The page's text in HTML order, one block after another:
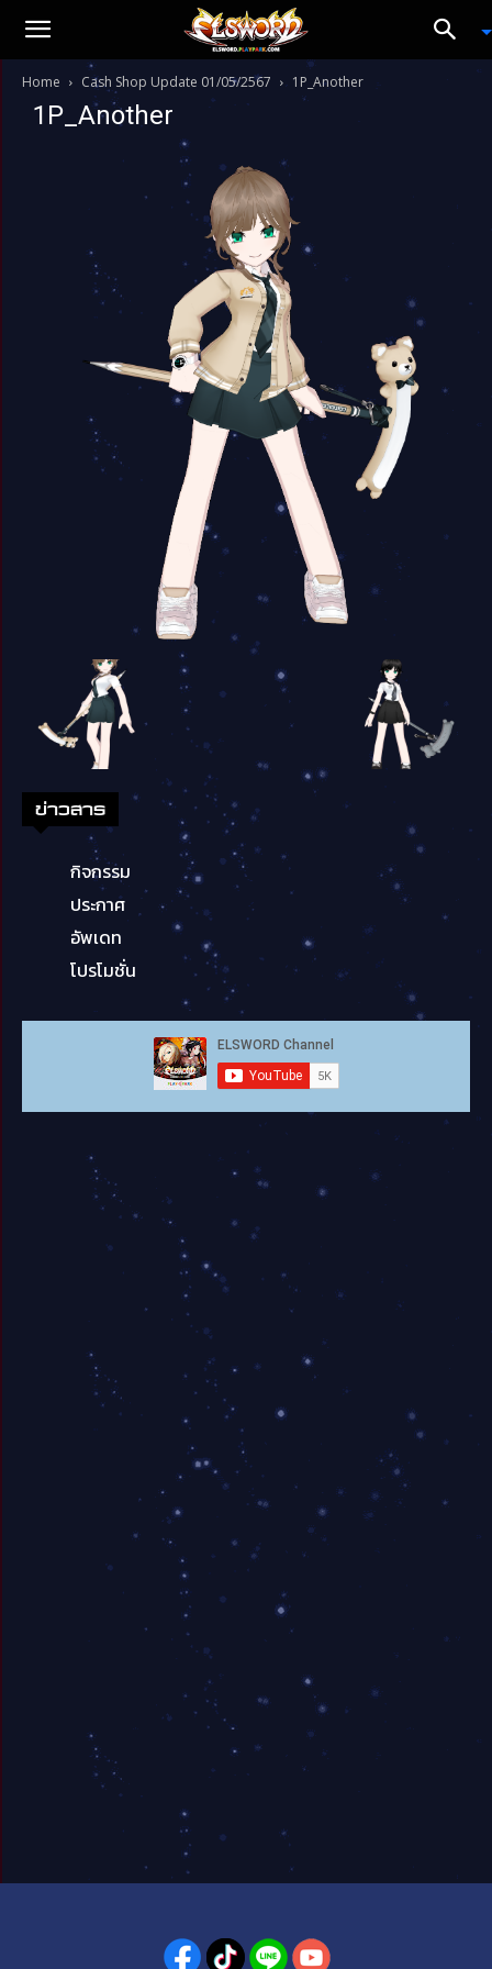
Home Cash Shop Update 01/05/2567 1P_Another
1P_Another
ข่าวสาร
กิจกรรม
ประกาศ
อัพเดท
โปรโมชั่น